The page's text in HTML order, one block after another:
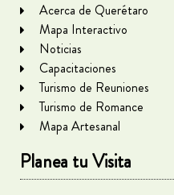
Acerca de Querétaro
Mapa Interactivo
Noticias
Capacitaciones
Turismo de Reuniones
Turismo de Romance
Mapa Artesanal
Planea tu Visita